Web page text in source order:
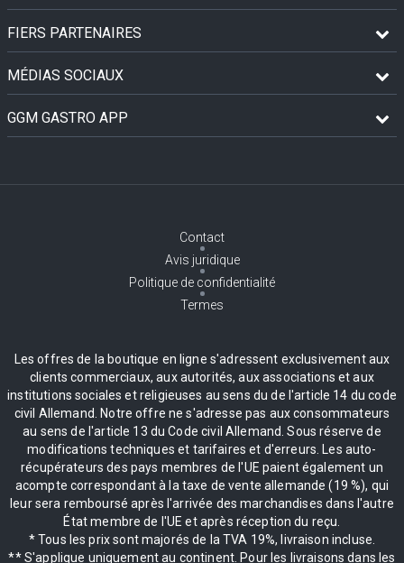
FIERS PARTENAIRES
MÉDIAS SOCIAUX
GGM GASTRO APP
Contact
Avis juridique
Politique de confidentialité
Termes
Les offres de la boutique en ligne s'adressent exclusivement aux
clients commerciaux, aux autorités, aux associations et aux
institutions sociales et religieuses au sens du de l'article 14 du code
civil Allemand. Notre offre ne s'adresse pas aux consommateurs
au sens de l'article 13 du Code civil Allemand. Sous réserve de
modifications techniques et tarifaires et d'erreurs. Les auto-
récupérateurs des pays membres de l'UE paient également un
acompte correspondant à la taxe de vente allemande (19 %), qui
leur sera remboursé après l'arrivée des marchandises dans l'autre
État membre de l'UE et après réception du reçu.
* Tous les prix sont majorés de la TVA 19%, livraison incluse.
** S'applique uniquement au continent. Pour les livraisons dans les